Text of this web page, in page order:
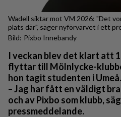
Wadell siktar mot VM 2026: "Det
plats där", säger nyförvärvet i ett
Pixbo Innebandy
I veckan blev det klart att
flyttar till Mölnlycke-
hon tagit studenten i Umeå.
– Jag har fått en väldigt
och av Pixbo som klubb,
pressmeddelande.